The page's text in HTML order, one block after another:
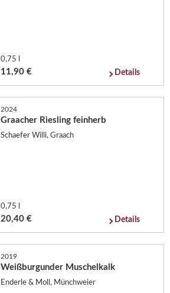
0,75 l
11,90 € Details
2024
Graacher Riesling feinherb
Schaefer Willi, Graach
0,75 l
20,40 € Details
2019
Weißburgunder Muschelkalk
Enderle & Moll, Münchweier